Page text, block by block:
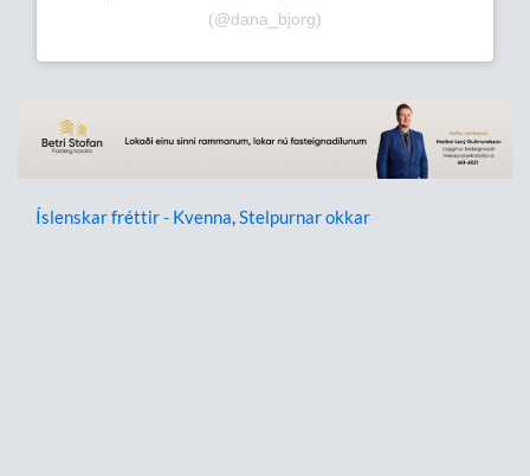
(@dana_bjorg)
Íslenskar fréttir - Kvenna Stelpurnar okkar